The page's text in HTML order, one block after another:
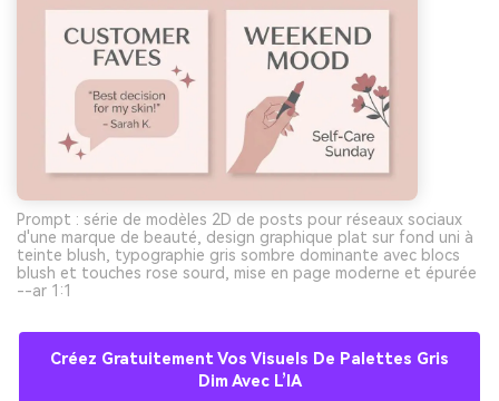
Prompt : série de modèles 2D de posts pour réseaux sociaux
d'une marque de beauté, design graphique plat sur fond uni à
teinte blush, typographie gris sombre dominante avec blocs
blush et touches rose sourd, mise en page moderne et épurée
--ar 1:1
Créez Gratuitement Vos Visuels De Palettes Gris
Dim Avec L’IA